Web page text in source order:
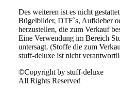
Des weiteren ist es nicht
Bügelbilder, DTF`s, Aufkleber
herzustellen, die zum Verkauf
Eine Verwendung im Bereich
untersagt. (Stoffe die zum
stuff-deluxe ist nicht
©Copyright by stuff-deluxe
All Rights Reserved